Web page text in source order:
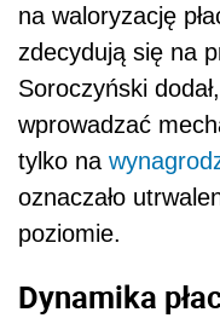
na waloryzację
zdecydują się na
Soroczyński
wprowadzać
tylko na
oznaczało
poziomie.
Dynamika